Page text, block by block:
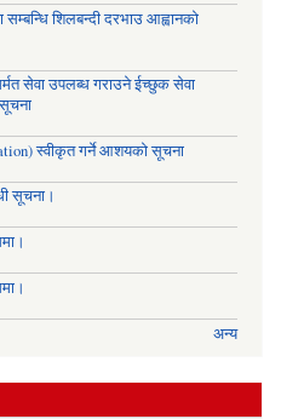
शिलबन्दी दरभाउ आह्वानको
सेवा उपलब्ध गराउने ईच्छुक सेवा
स्वीकृत गर्ने आशयको सूचना
सूचना।
अन्य